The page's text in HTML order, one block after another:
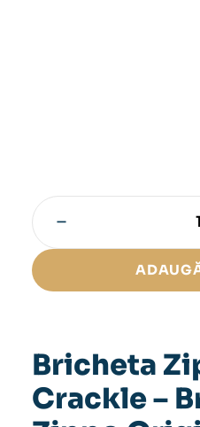
Bricheta
Crackle
−
Bricheta
Crackle –